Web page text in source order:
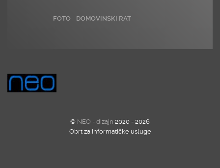
FOTO DOMOVINSKI RAT
© NEO - dizajn 2020 - 2026
Obrt za informatičke usluge